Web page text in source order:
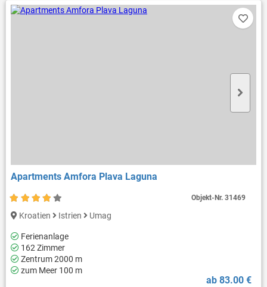
Apartments Amfora Plava Laguna
Kroatien Istrien Umag
Ferienanlage
162 Zimmer
Zentrum 2000 m
zum Meer 100 m
ab 83.00 €
Objekt-Nr.31469